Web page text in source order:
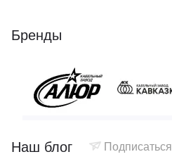
Бренды
Наш блог Подписаться